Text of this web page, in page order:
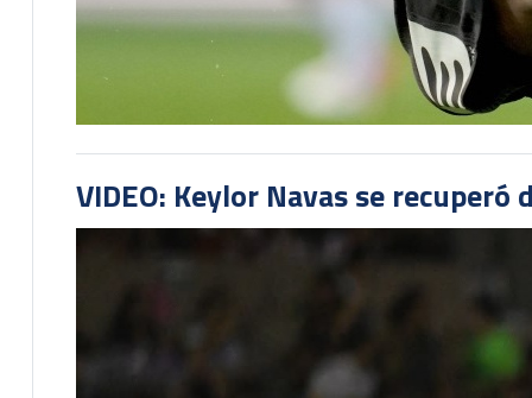
VIDEO: Keylor Navas se